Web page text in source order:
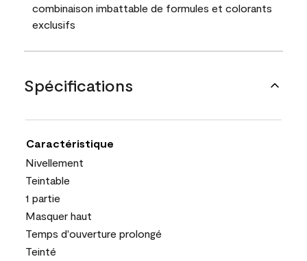
combinaison imbattable de formules et colorants
exclusifs
Spécifications
Caractéristique
Nivellement
Teintable
1 partie
Masquer haut
Temps d'ouverture prolongé
Teinté